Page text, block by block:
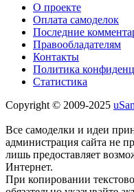
О проекте
Оплата самоделок
Последние
Правообладателям
Контакты
Политика
Статистика
Copyright © 2009-2025
Все самоделки и идеи
администрация сайта не
лишь предоставляет
Интернет.
При копировании